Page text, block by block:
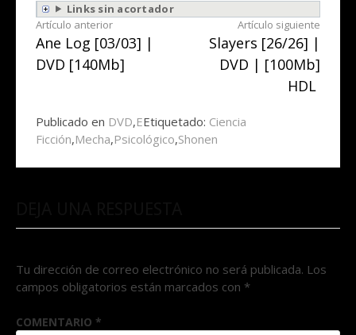
Links sin acortador
Seguir
leyendo
Artículo anterior
Ane Log [03/03] |
DVD [140Mb]
Artículo siguiente
Slayers [26/26] |
DVD | [100Mb]
HDL
Publicado en DVD,EEtiquetado: Ciencia
Ficción,Mecha,Psicológico,Shonen
Tu dirección de correo electrónico no será publicada. Los
campos obligatorios están marcados con *
COMENTARIO *